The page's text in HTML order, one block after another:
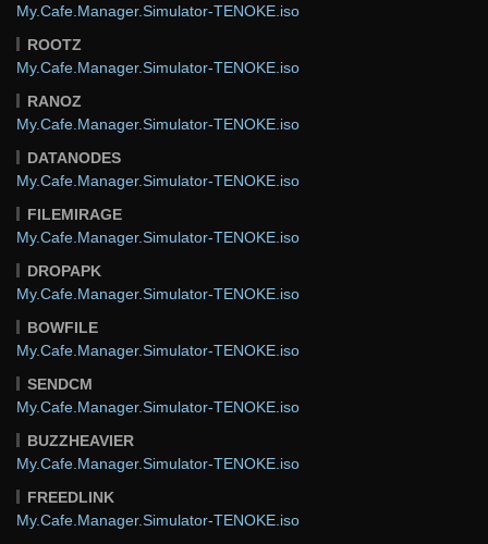
My.Cafe.Manager.Simulator-TENOKE.iso
ROOTZ
My.Cafe.Manager.Simulator-TENOKE.iso
RANOZ
My.Cafe.Manager.Simulator-TENOKE.iso
DATANODES
My.Cafe.Manager.Simulator-TENOKE.iso
FILEMIRAGE
My.Cafe.Manager.Simulator-TENOKE.iso
DROPAPK
My.Cafe.Manager.Simulator-TENOKE.iso
BOWFILE
My.Cafe.Manager.Simulator-TENOKE.iso
SENDCM
My.Cafe.Manager.Simulator-TENOKE.iso
BUZZHEAVIER
My.Cafe.Manager.Simulator-TENOKE.iso
FREEDLINK
My.Cafe.Manager.Simulator-TENOKE.iso